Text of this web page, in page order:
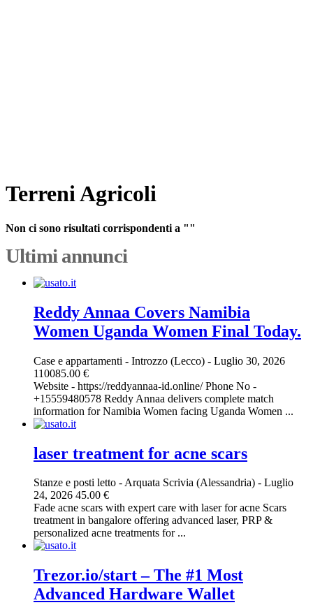
Terreni Agricoli
Non ci sono risultati corrispondenti a ""
Ultimi annunci
Reddy Annaa Covers Namibia
Women Uganda Women Final Today.
Case e appartamenti - Introzzo (Lecco) - Luglio 30, 2026
110085.00 €
Website - https://reddyannaa-id.online/ Phone No -
+15559480578 Reddy Annaa delivers complete match
information for Namibia Women facing Uganda Women ...
laser treatment for acne scars​
Stanze e posti letto -Arquata Scrivia (Alessandria) - Luglio
24, 2026 45.00 €
Fade acne scars with expert care with laser for acne Scars
treatment in bangalore offering advanced laser, PRP &
personalized acne treatments for ...
Trezor.io/start – The #1 Most
Advanced Hardware Wallet